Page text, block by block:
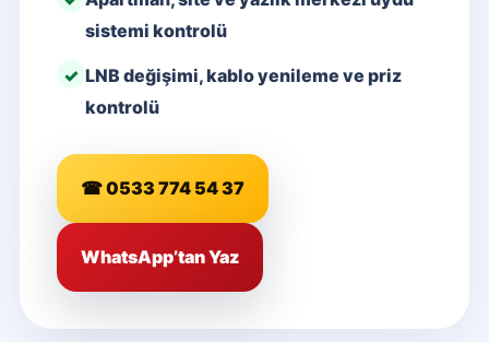
sistemi kontrolü
LNB değişimi, kablo yenileme ve priz
kontrolü
☎ 0533 774 54 37
WhatsApp’tan Yaz